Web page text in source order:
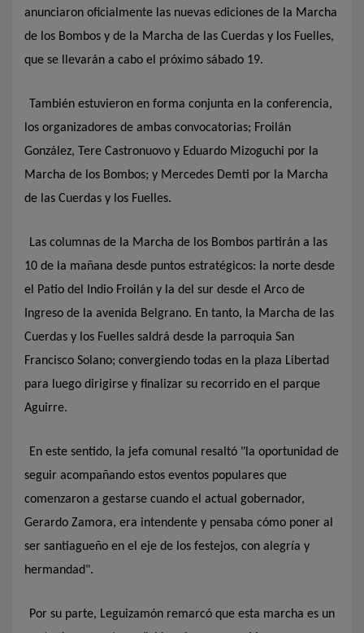
anunciaron oficialmente las nuevas ediciones de la Marcha
de los Bombos y de la Marcha de las Cuerdas y los Fuelles,
que se llevarán a cabo el próximo sábado 19.
También estuvieron en forma conjunta en la conferencia,
los organizadores de ambas convocatorias; Froilán
González, Tere Castronuovo y Eduardo Mizoguchi por la
Marcha de los Bombos; y Mercedes Demti por la Marcha
de las Cuerdas y los Fuelles.
Las columnas de la Marcha de los Bombos partirán a las
10 de la mañana desde puntos estratégicos: la norte desde
el Patio del Indio Froilán y la del sur desde el Arco de
Ingreso de la avenida Belgrano. En tanto, la Marcha de las
Cuerdas y los Fuelles saldrá desde la parroquia San
Francisco Solano; convergiendo todas en la plaza Libertad
para luego dirigirse y finalizar su recorrido en el parque
Aguirre.
En este sentido, la jefa comunal resaltó "la oportunidad de
seguir acompañando estos eventos populares que
comenzaron a gestarse cuando el actual gobernador,
Gerardo Zamora, era intendente y pensaba cómo poner al
ser santiagueño en el eje de los festejos, con alegría y
hermandad".
Por su parte, Leguizamón remarcó que esta marcha es un